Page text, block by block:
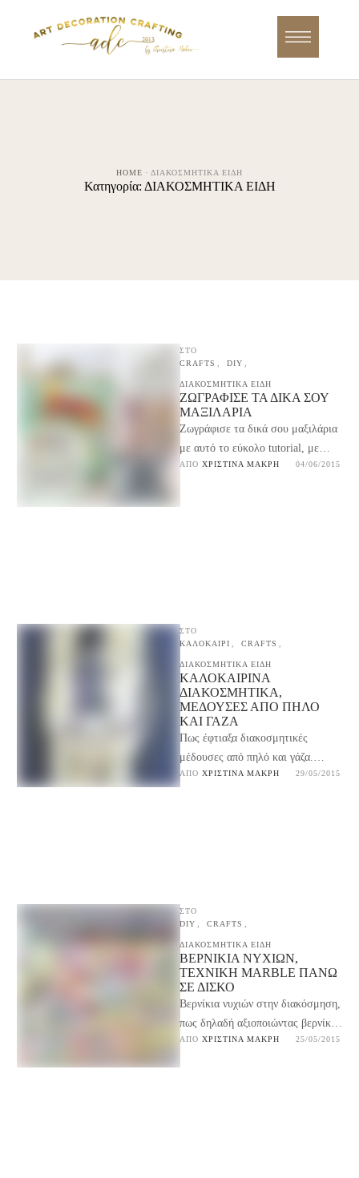
HOME · ΔΙΑΚΟΣΜΗΤΙΚΑ ΕΙΔΗ
Κατηγορία: ΔΙΑΚΟΣΜΗΤΙΚΑ ΕΙΔΗ
ΣΤΟ
CRAFTS
DIY
ΔΙΑΚΟΣΜΗΤΙΚΑ ΕΙΔΗ
ΖΩΓΡΆΦΙΣΕ ΤΑ ΔΙΚΆ ΣΟΥ
ΜΑΞΙΛΆΡΙΑ
Ζωγράφισε τα δικά σου μαξιλάρια
με αυτό το εύκολο tutorial, με
χρώματα που σου αρέσουν.
ΑΠΌ ΧΡΙΣΤΊΝΑ ΜΑΚΡΉ 04/06/2015
ΣΤΟ
ΚΑΛΟΚΑΙΡΙ
CRAFTS
ΔΙΑΚΟΣΜΗΤΙΚΑ ΕΙΔΗ
ΚΑΛΟΚΑΙΡΙΝΆ
ΔΙΑΚΟΣΜΗΤΙΚΆ,
ΜΈΔΟΥΣΕΣ ΑΠΌ ΠΗΛΌ
ΚΑΙ ΓΆΖΑ
Πως έφτιαξα διακοσμητικές
μέδουσες από πηλό και γάζα.
Βήμα-βήμα οδηγίες για ένα πολύ
ΑΠΌ ΧΡΙΣΤΊΝΑ ΜΑΚΡΉ 29/05/2015
ΣΤΟ
DIY
CRAFTS
ΔΙΑΚΟΣΜΗΤΙΚΑ ΕΙΔΗ
ΒΕΡΝΊΚΙΑ ΝΥΧΙΏΝ,
ΤΕΧΝΙΚΉ MARBLE ΠΆΝΩ
ΣΕ ΔΊΣΚΟ
Βερνίκια νυχιών στην διακόσμηση,
πως δηλαδή αξιοποιώντας βερνίκια
για τα νύχια μπορούμε να βάψουμε
ΑΠΌ ΧΡΙΣΤΊΝΑ ΜΑΚΡΉ 25/05/2015